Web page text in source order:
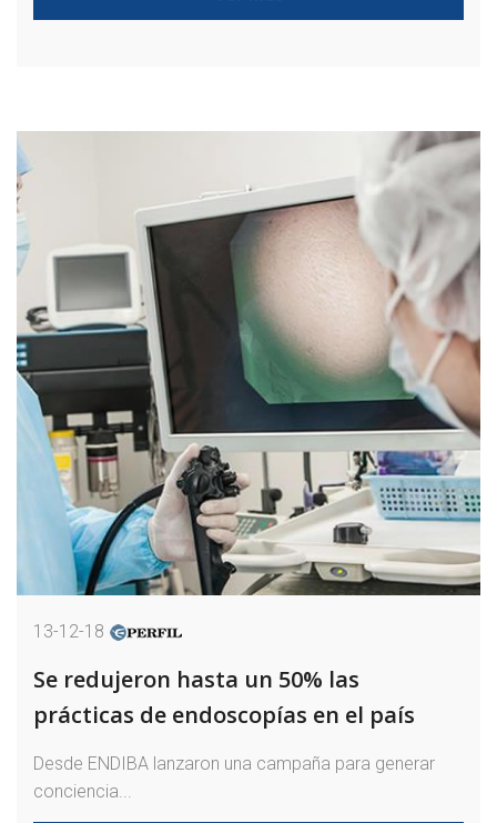
13-12-18
Se redujeron hasta un 50% las
prácticas de endoscopías en el país
Desde ENDIBA lanzaron una campaña para generar
conciencia...